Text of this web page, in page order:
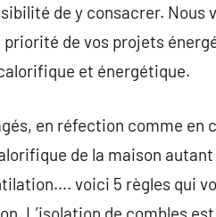
de y consacrer. Nous
priorité de vos projets
et énergétique.
en réfection comme en
de la maison
voici 5 règles qui